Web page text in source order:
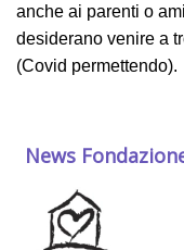
anche ai parenti o
desiderano venire a
(Covid permettendo).
News